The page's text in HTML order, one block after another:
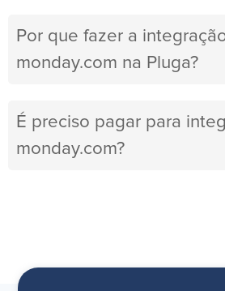
Por que fazer a
monday.com na Pluga?
É preciso pagar para
monday.com?